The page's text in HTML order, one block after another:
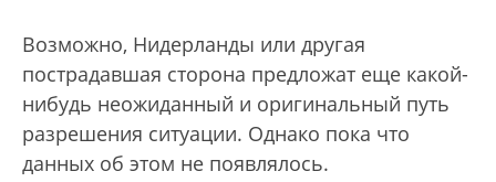
Возможно, Нидерланды или другая
пострадавшая сторона предложат еще какой-
нибудь неожиданный и оригинальный путь
разрешения ситуации. Однако пока что
данных об этом не появлялось.